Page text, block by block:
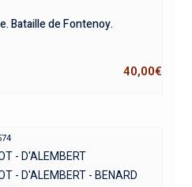
Bataille de Fontenoy.
40,00€
- D'ALEMBERT
- D'ALEMBERT - BENARD